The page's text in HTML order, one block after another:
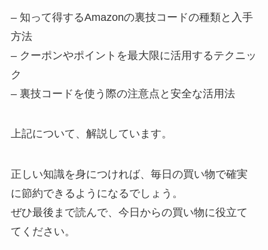
– 知って得するAmazonの裏技コードの種類と入手
方法
– クーポンやポイントを最大限に活用するテクニッ
ク
– 裏技コードを使う際の注意点と安全な活用法
上記について、解説しています。
正しい知識を身につければ、毎日の買い物で確実
に節約できるようになるでしょう。
ぜひ最後まで読んで、今日からの買い物に役立て
てください。